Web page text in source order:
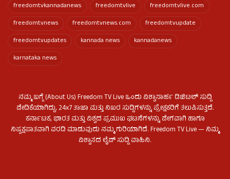
freedomtvkannadanews
freedomtvlive
freedomtvlive.com
freedomtvnews
freedomtvnews.com
freedomtvupdate
freedomtvupdates
kannada news
kannadanews
karnataka news
ನಮ್ಮ ಬಗ್ಗೆ (About Us) Freedom TV Live ಒಂದು ವಿಶ್ವಾಸಾರ್ಹ ಡಿಜಿಟಲ್ ಸುದ್ದಿ
ವೇದಿಕೆಯಾಗಿದ್ದು, 24x7 ತಾಜಾ ಮತ್ತು ನಿಖರ ಸುದ್ದಿಗಳನ್ನು ಪ್ರೇಕ್ಷಕರಿಗೆ ತಲುಪಿಸುತ್ತದೆ.
ಕರ್ನಾಟಕ, ಭಾರತ ಮತ್ತು ವಿಶ್ವದ ಪ್ರಮುಖ ಘಟನೆಗಳನ್ನು ವೇಗವಾಗಿ ಹಾಗೂ
ನಿಷ್ಪಕ್ಷಪಾತವಾಗಿ ವರದಿ ಮಾಡುವುದು ನಮ್ಮ ಗುರಿಯಾಗಿದೆ. Freedom TV Live — ನಿಮ್ಮ
ವಿಶ್ವಾಸದ ಲೈವ್ ಸುದ್ದಿ ವಾಹಿನಿ.